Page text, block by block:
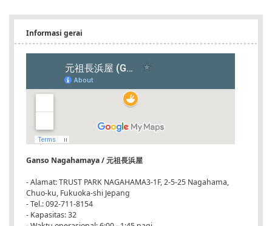
Informasi gerai
Ganso Nagahamaya / 元祖長浜屋
- Alamat: TRUST PARK NAGAHAMA3-1F, 2-5-25 Nagahama,
Chuo-ku, Fukuoka-shi Jepang
- Tel.: 092-711-8154
- Kapasitas: 32